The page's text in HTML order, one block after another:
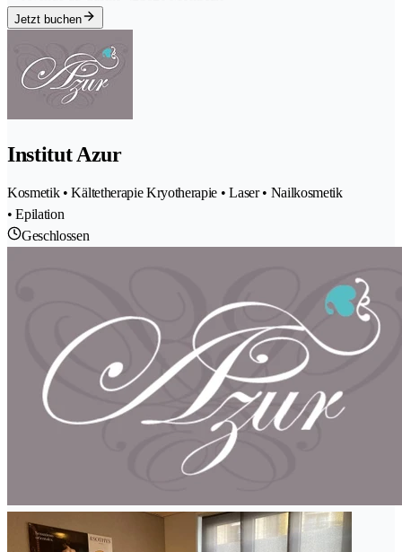
Jetzt buchen
Institut Azur
Kosmetik • Kältetherapie Kryotherapie • Laser • Nailkosmetik
• Epilation
Geschlossen